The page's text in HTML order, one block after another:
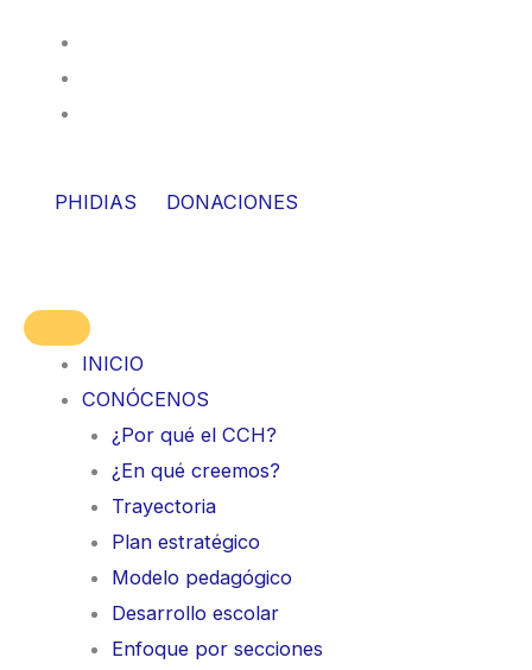
content
PHIDIAS DONACIONES
INICIO
CONÓCENOS
¿Por qué el CCH?
¿En qué creemos?
Trayectoria
Plan estratégico
Modelo pedagógico
Desarrollo escolar
Enfoque por secciones